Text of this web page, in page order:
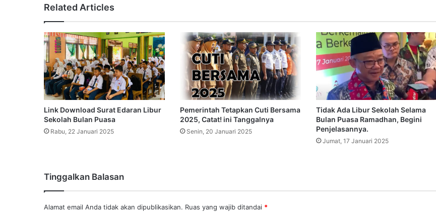
Related Articles
Link Download Surat Edaran Libur
Sekolah Bulan Puasa
Rabu, 22 Januari 2025
Pemerintah Tetapkan Cuti Bersama
2025, Catat! ini Tanggalnya
Senin, 20 Januari 2025
Tidak Ada Libur Sekolah Selama
Bulan Puasa Ramadhan, Begini
Penjelasannya.
Jumat, 17 Januari 2025
Tinggalkan Balasan
Alamat email Anda tidak akan dipublikasikan. Ruas yang wajib ditandai *